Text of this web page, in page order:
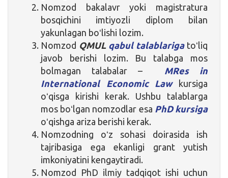
Nomzod bakalavr yoki magistratura
bosqichini imtiyozli diplom bilan
yakunlagan boʻlishi lozim.
Nomzod QMUL qabul talablarigatoʻliq
javob berishi lozim. Bu talabga mos
bolmagan talabalar – MRes in
International Economic Lawkursiga
oʻqisga kirishi kerak. Ushbu talablarga
mos boʻlgan nomzodlar esa PhD kursiga
oʻqishga ariza berishi kerak.
Nomzodning oʻz sohasi doirasida ish
tajribasiga ega ekanligi grant yutish
imkoniyatini kengaytiradi.
Nomzod PhD ilmiy tadqiqot ishi uchun